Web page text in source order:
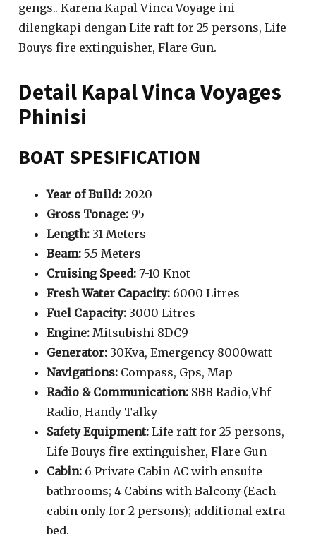
gengs.. Karena Kapal Vinca Voyage ini
dilengkapi dengan Life raft for 25 persons, Life
Bouys fire extinguisher, Flare Gun.
Detail Kapal Vinca Voyages
Phinisi
BOAT SPESIFICATION
Year of Build: 2020
Gross Tonage: 95
Length: 31 Meters
Beam: 5.5 Meters
Cruising Speed: 7-10 Knot
Fresh Water Capacity: 6000 Litres
Fuel Capacity: 3000 Litres
Engine: Mitsubishi 8DC9
Generator: 30Kva, Emergency 8000watt
Navigations: Compass, Gps, Map
Radio & Communication: SBB Radio,Vhf
Radio, Handy Talky
Safety Equipment: Life raft for 25 persons,
Life Bouys fire extinguisher, Flare Gun
Cabin: 6 Private Cabin AC with ensuite
bathrooms; 4 Cabins with Balcony (Each
cabin only for 2 persons); additional extra
bed.